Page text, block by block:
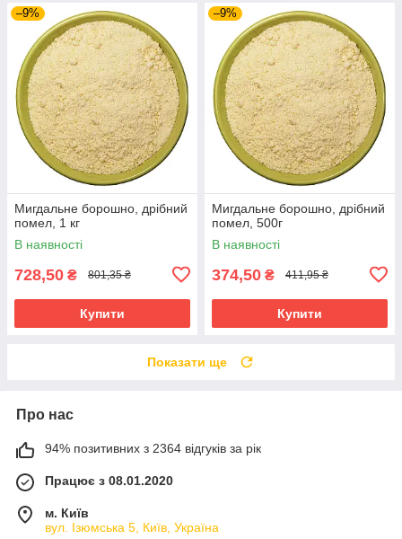
–9%
Мигдальне борошно, дрібний
помел, 1 кг
В наявності
728,50 ₴ 801,35 ₴
Купити
–9%
Мигдальне борошно, дрібний
помел, 500г
В наявності
374,50 ₴ 411,95 ₴
Купити
Показати ще
Про нас
94% позитивних з 2364 відгуків за рік
Працює з 08.01.2020
м. Київ
вул. Ізюмська 5, Київ, Україна